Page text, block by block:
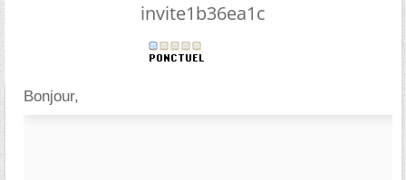
invite1b36ea1c
Bonjour,